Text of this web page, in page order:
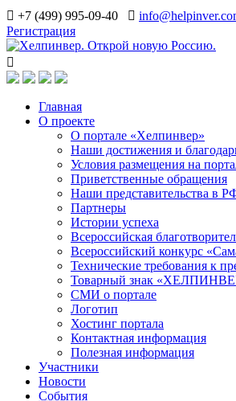
+7 (499) 995-09-40
Регистрация
Главная
О проекте
О портале «Хелпинвер»
Наши достижения и
Условия размещения на
Приветственные обращения
Наши представительства в
Партнеры
Истории успеха
Всероссийская
Всероссийский конкурс
Технические требования к
Товарный знак
СМИ о портале
Логотип
Хостинг портала
Контактная информация
Полезная информация
Участники
Новости
События